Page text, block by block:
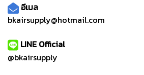
อีเมล
bkairsupply@hotmail.com
LINE Official
@bkairsupply